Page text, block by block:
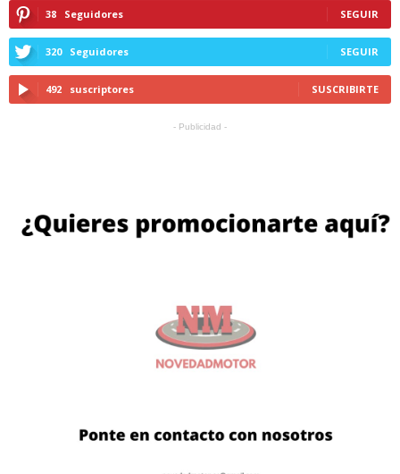
38 Seguidores SEGUIR
320 Seguidores SEGUIR
492 suscriptores SUSCRIBIRTE
- Publicidad -